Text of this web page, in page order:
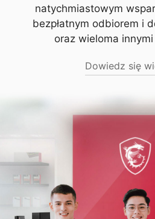
natychmiastowym
bezpłatnym odbiorem i
oraz wieloma
Dowiedz się